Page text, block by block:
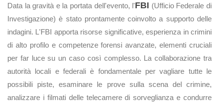
Data la gravità e la portata dell'evento, l'FBI (Ufficio Federale di
Investigazione) è stato prontamente coinvolto a supporto delle
indagini. L'FBI apporta risorse significative, esperienza in crimini
di alto profilo e competenze forensi avanzate, elementi cruciali
per far luce su un caso così complesso. La collaborazione tra
autorità locali e federali è fondamentale per vagliare tutte le
possibili piste, esaminare le prove sulla scena del crimine,
analizzare i filmati delle telecamere di sorveglianza e condurre